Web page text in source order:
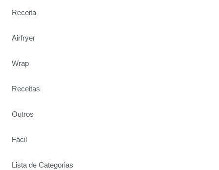
Receita
Airfryer
Wrap
Receitas
Outros
Fácil
Lista de Categorias